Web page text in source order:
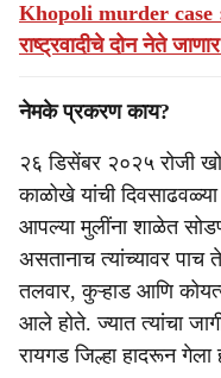
Khopoli murder case :
राष्ट्रवादीचे दोन नेते
नेमके प्रकरण काय?
२६ डिसेंबर २०२५ रोजी
काळोखे यांची
आपल्या मुलींना शाळेत
असतानाच त्यांच्यावर
तलवार, कुऱ्हाड आणि
आले होते. ज्यात त्यांचा
रायगड जिल्हा हादरून गेला